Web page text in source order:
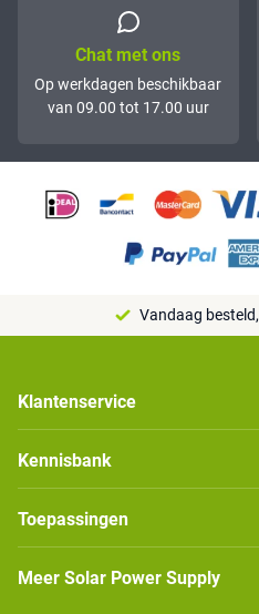
Chat met ons
Op werkdagen beschikbaar
van 09.00 tot 17.00 uur
Vandaag besteld,
Klantenservice
Kennisbank
Toepassingen
Meer Solar Power Supply